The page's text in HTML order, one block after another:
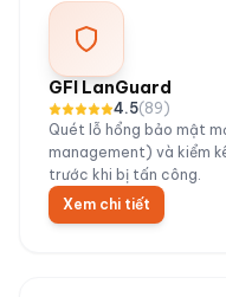
GFI LanGuard
4.5(89)
Quét lỗ hổng bảo mật
management) và kiểm
trước khi bị tấn công.
Xem chi tiết